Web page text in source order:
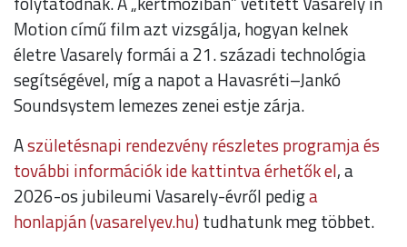
Motion című film azt vizsgálja, hogyan kelnek
életre Vasarely formái a 21. századi technológia
segítségével, míg a napot a Havasréti–Jankó
Soundsystem lemezes zenei estje zárja.
Aszületésnapi rendezvény részletes programja és
további információk ide kattintva érhetők el, a
2026-os jubileumi Vasarely-évről pediga
honlapján (vasarelyev.hu)tudhatunk meg többet.